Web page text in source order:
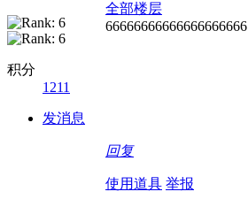
积分
1211
发消息
全部楼层
66666666666666666666
回复
使用道具 举报